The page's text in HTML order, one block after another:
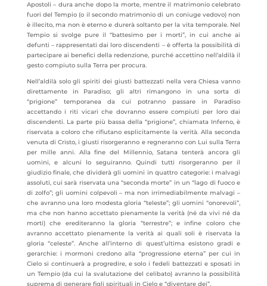
Apostoli – dura anche dopo la morte, mentre il matrimonio celebrato
fuori del Tempio (o il secondo matrimonio di un coniuge vedovo) non
è illecito, ma non è eterno e durerà soltanto per la vita temporale. Nel
Tempio si svolge pure il “battesimo per i morti”, in cui anche ai
defunti – rappresentati dai loro discendenti – è offerta la possibilità di
partecipare ai benefici della redenzione, purché accettino nell’aldilà il
gesto compiuto sulla Terra per procura.
Nell’aldilà solo gli spiriti dei giusti battezzati nella vera Chiesa vanno
direttamente in Paradiso; gli altri rimangono in una sorta di
“prigione” temporanea da cui potranno passare in Paradiso
accettando i riti vicari che dovranno essere compiuti per loro dai
discendenti. La parte più bassa della “prigione”, chiamata Inferno, è
riservata a coloro che rifiutano esplicitamente la verità. Alla seconda
venuta di Cristo, i giusti risorgeranno e regneranno con Lui sulla Terra
per mille anni. Alla fine del Millennio, Satana tenterà ancora gli
uomini, e alcuni lo seguiranno. Quindi tutti risorgeranno per il
giudizio finale, che dividerà gli uomini in quattro categorie: i malvagi
assoluti, cui sarà riservata una “seconda morte” in un “lago di fuoco e
di zolfo”; gli uomini colpevoli – ma non irrimediabilmente malvagi –
che avranno una loro modesta gloria “teleste”; gli uomini “onorevoli”,
ma che non hanno accettato pienamente la verità (né da vivi né da
morti) che erediteranno la gloria “terrestre”; e infine coloro che
avranno accettato pienamente la verità ai quali soli è riservata la
gloria “celeste”. Anche all’interno di quest’ultima esistono gradi e
gerarchie: i mormoni credono alla “progressione eterna” per cui in
Cielo si continuerà a progredire, e solo i fedeli battezzati e sposati in
un Tempio (da cui la svalutazione del celibato) avranno la possibilità
suprema di generare figli spirituali in Cielo e “diventare dei”.